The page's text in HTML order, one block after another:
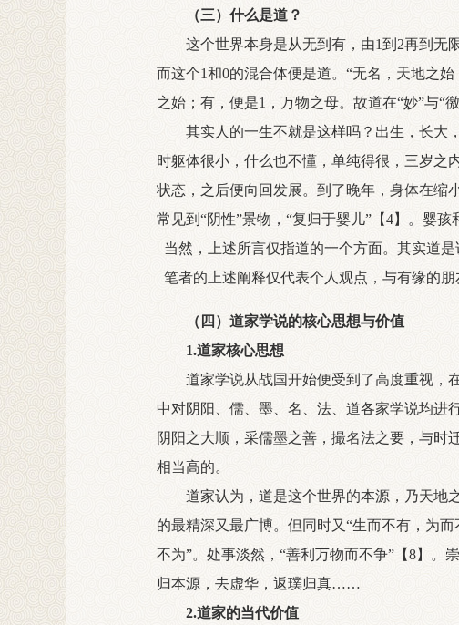
（三）什么是道？
这个世界本身是从无到有，由1到2再到无限
而这个1和0的混合体便是道。“无名，天地之
之始；有，便是1，万物之母。故道在“妙”与“
其实人的一生不就是这样吗？出生，长大，
时躯体很小，什么也不懂，单纯得很，三岁之
状态，之后便向回发展。到了晚年，身体在缩
常见到“阴性”景物，“复归于婴儿”【4】。婴孩
当然，上述所言仅指道的一个方面。其实道
笔者的上述阐释仅代表个人观点，与有缘的
（四）道家学说的核心思想与价值
1.道家核心思想
道家学说从战国开始便受到了高度重视，
中对阴阳、儒、墨、名、法、道各家学说均进
阴阳之大顺，采儒墨之善，撮名法之要，与时
相当高的。
道家认为，道是这个世界的本源，乃天地之
的最精深又最广博。但同时又“生而不有，为
不为”。处事淡然，“善利万物而不争”【8】。
归本源，去虚华，返璞归真……
2.道家的当代价值